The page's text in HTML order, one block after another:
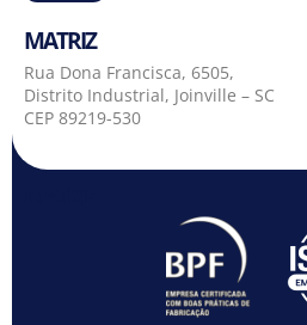
MATRIZ
Rua Dona Francisca, 6505,
Distrito Industrial, Joinville – SC
CEP 89219-530